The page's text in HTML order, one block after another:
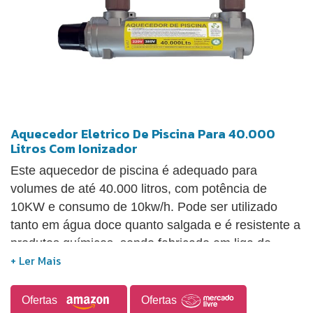
Aquecedor Eletrico De Piscina Para 40.000
Litros Com Ionizador
Este aquecedor de piscina é adequado para
volumes de até 40.000 litros, com potência de
10KW e consumo de 10kw/h. Pode ser utilizado
tanto em água doce quanto salgada e é resistente a
produtos químicos, sendo fabricado em liga de
alumínio naval Duraliga. Conta com resistência
segurança total contra choques elétricos. A
Ofertas Ofertas